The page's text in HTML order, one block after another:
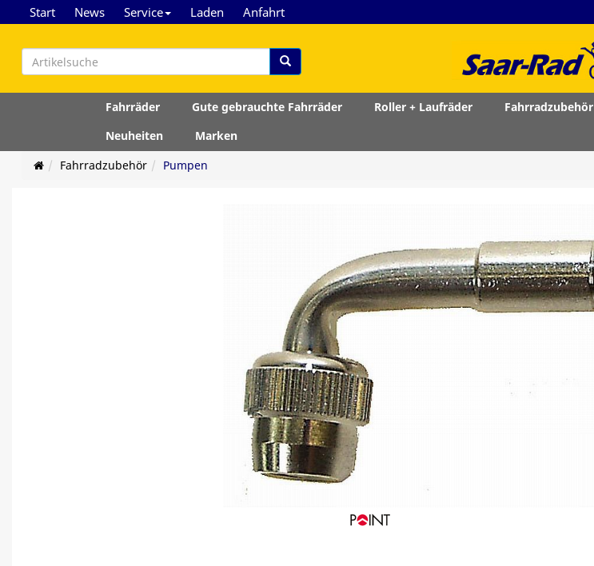
Start News Service Laden Anfahrt
Fahrräder Gute gebrauchte Fahrräder Roller + Laufräder Fahrradzubehör
Neuheiten
Marken
Fahrradzubehör
Pumpen